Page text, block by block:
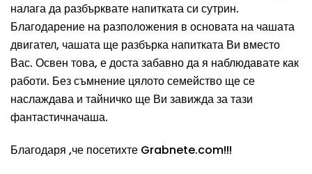
налага да разбърквате напитката си сутрин.
Благодарение на разположения в основата на чашата
двигател, чашата ще разбърка напитката Ви вместо
Вас. Освен това, е доста забавно да я наблюдавате как
работи. Без съмнение цялото семейство ще се
наслаждава и тайничко ще Ви завижда за тази
фантастичначаша.
Благодаря ,че посетихте Grabnete.com!!!